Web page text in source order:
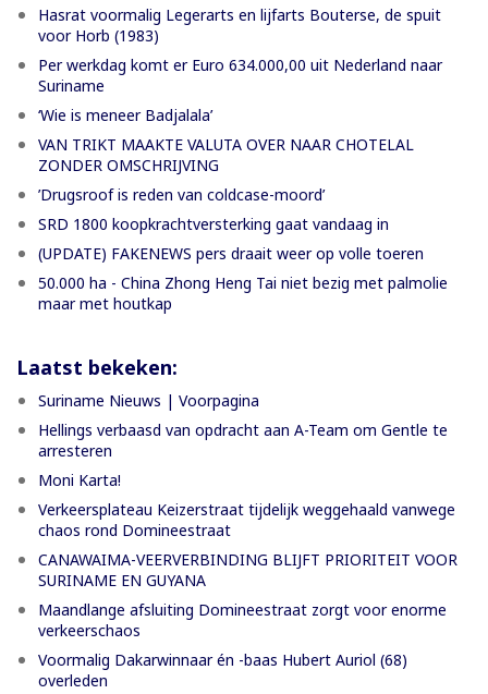
Hasrat voormalig Legerarts en lijfarts Bouterse, de spuit
voor Horb (1983)
Per werkdag komt er Euro 634.000,00 uit Nederland naar
Suriname
‘Wie is meneer Badjalala’
VAN TRIKT MAAKTE VALUTA OVER NAAR CHOTELAL
ZONDER OMSCHRIJVING
’Drugsroof is reden van coldcase-moord’
SRD 1800 koopkrachtversterking gaat vandaag in
(UPDATE) FAKENEWS pers draait weer op volle toeren
50.000 ha - China Zhong Heng Tai niet bezig met palmolie
maar met houtkap
Laatst bekeken:
Suriname Nieuws | Voorpagina
Hellings verbaasd van opdracht aan A-Team om Gentle te
arresteren
Moni Karta!
Verkeersplateau Keizerstraat tijdelijk weggehaald vanwege
chaos rond Domineestraat
CANAWAIMA-VEERVERBINDING BLIJFT PRIORITEIT VOOR
SURINAME EN GUYANA
Maandlange afsluiting Domineestraat zorgt voor enorme
verkeerschaos
Voormalig Dakarwinnaar én -baas Hubert Auriol (68)
overleden